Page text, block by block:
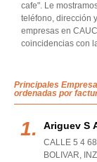
cafe". Le
teléfono, dirección
empresas en
coincidencias con
Principales
ordenadas por
Ariguev S
CALLE 5 4
BOLIVAR,